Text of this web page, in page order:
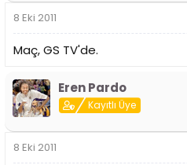
8 Eki 2011
Maç, GS TV'de.
Eren Pardo
Kayıtlı Üye
8 Eki 2011